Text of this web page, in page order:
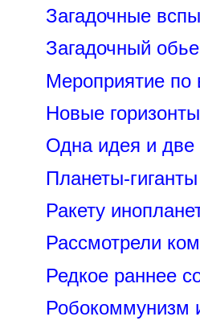
Загадочные
Загадочный
Мероприятие
Новые
Одна идея и две
Планеты-
Ракету
Рассмотрели
Редкое раннее